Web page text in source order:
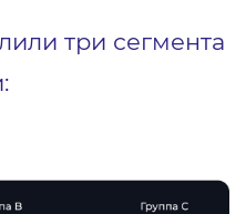
три сегмента